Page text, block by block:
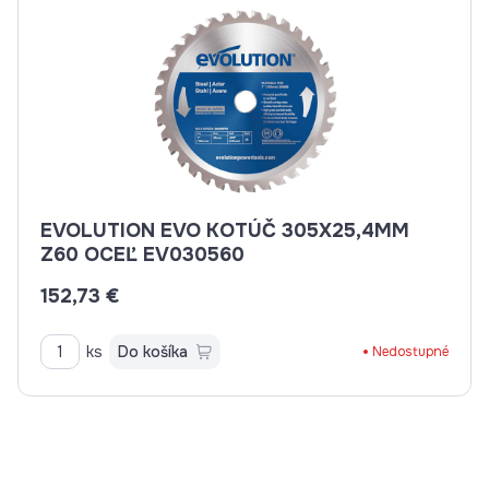
EVOLUTION EVO KOTÚČ 305X25,4MM
Z60 OCEĽ EV030560
152,73 €
ks Do košíka Nedostupné